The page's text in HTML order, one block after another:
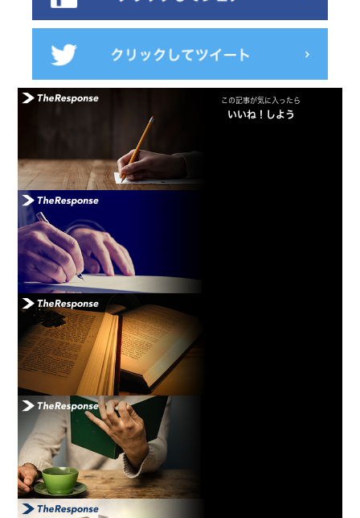
この記事が気に入ったら
いいね！しよう